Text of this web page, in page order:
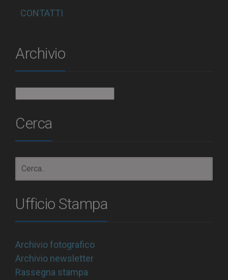
CONTATTI
Archivio
Cerca
Ufficio Stampa
Archivio fotografico
Archivio newsletter
Rassegna stampa